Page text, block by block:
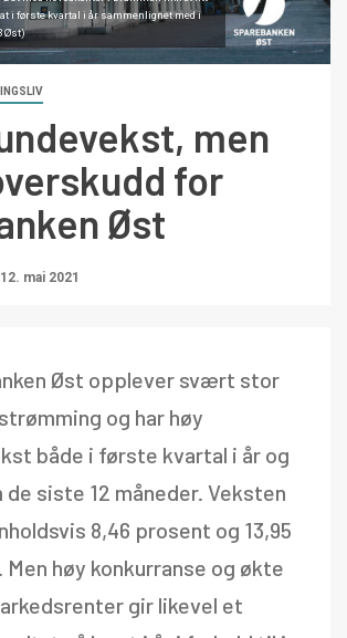
i første kvartal i år sammenlignet med i
Øst)
men
for
Øst
mai 2021
Øst opplever svært stor
og har høy
både i første kvartal i år og
de siste 12 måneder. Veksten
8,46 prosent og 13,95
høy konkurranse og økte
gir likevel et